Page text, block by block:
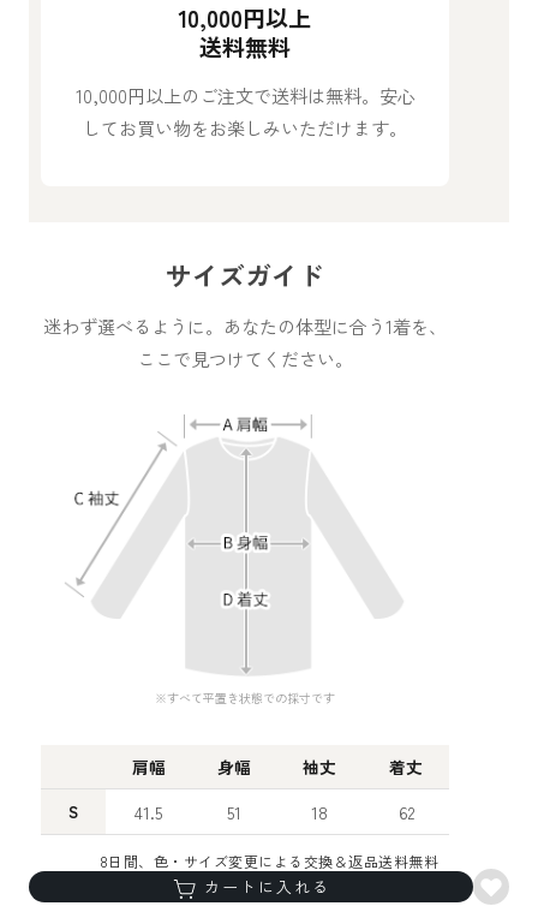
8日間、色・サイズ変更による交換＆返品送料無料
カートに入れる
10,000円以上
送料無料
10,000円以上のご注文で送料は無料。安心
してお買い物をお楽しみいただけます。
サイズガイド
迷わず選べるように。あなたの体型に合う1着を、
ここで見つけてください。
※すべて平置き状態での採寸です
肩幅 身幅 袖丈
着丈
S
41.5 51 18 62
43 52 19 63